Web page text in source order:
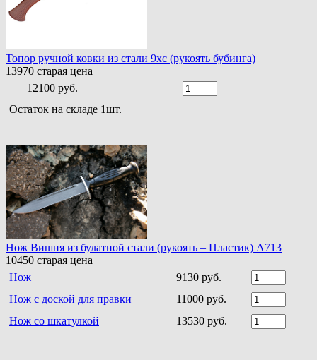
Топор ручной ковки из стали 9хс (рукоять бубинга)
13970 старая цена
12100 руб.
Остаток на складе 1шт.
Нож Вишня из булатной стали (рукоять – Пластик) A713
10450 старая цена
Нож
9130 руб.
Нож с доской для правки
11000 руб.
Нож со шкатулкой
13530 руб.